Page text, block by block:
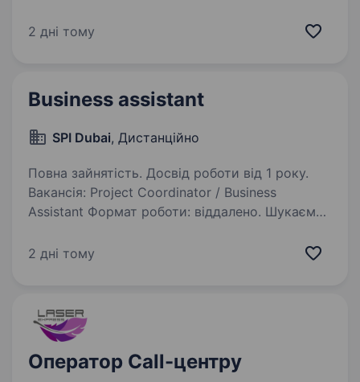
нерухомості в США, треба буде допомогати
2 дні тому
Business assistant
SPI Dubai, Дистанційно
Повна зайнятість. Досвід роботи від 1 року.
Вакансія: Project Coordinator / Business
Assistant Формат роботи: віддалено. Шукаємо
проєкту; — координувати робочі процеси; —
2 дні тому
Оператор Call-центру